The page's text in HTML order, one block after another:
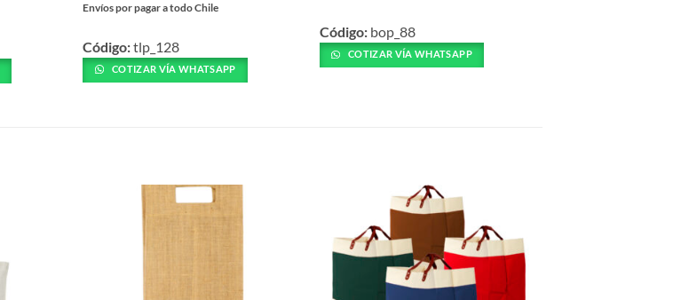
Envíos por pagar a todo Chile
producto
tiene
Código:tlp_128
COTIZAR VÍA WHATSAPP
producto
tiene
página
Código: bop_88
COTIZAR VÍA WHATSAPP